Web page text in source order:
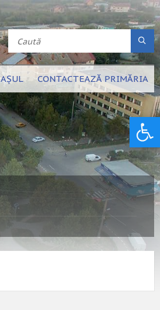
CONTACTEAZĂ PRIMĂRIA
Deschide bara de unelte